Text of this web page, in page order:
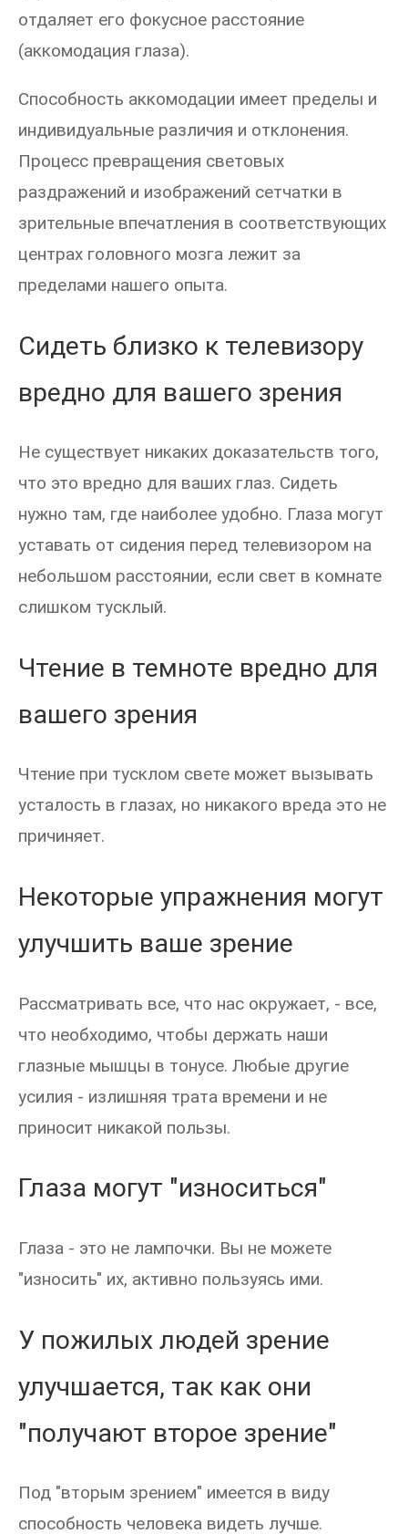
отдаляет его фокусное расстояние
(аккомодация глаза).
Способность аккомодации имеет пределы и
индивидуальные различия и отклонения.
Процесс превращения световых
раздражений и изображений сетчатки в
зрительные впечатления в соответствующих
центрах головного мозга лежит за
пределами нашего опыта.
Сидеть близко к телевизору
вредно для вашего зрения
Не существует никаких доказательств того,
что это вредно для ваших глаз. Сидеть
нужно там, где наиболее удобно. Глаза могут
уставать от сидения перед телевизором на
небольшом расстоянии, если свет в комнате
слишком тусклый.
Чтение в темноте вредно для
вашего зрения
Чтение при тусклом свете может вызывать
усталость в глазах, но никакого вреда это не
причиняет.
Некоторые упражнения могут
улучшить ваше зрение
Рассматривать все, что нас окружает, - все,
что необходимо, чтобы держать наши
глазные мышцы в тонусе. Любые другие
усилия - излишняя трата времени и не
приносит никакой пользы.
Глаза могут "износиться"
Глаза - это не лампочки. Вы не можете
"износить" их, активно пользуясь ими.
У пожилых людей зрение
улучшается, так как они
"получают второе зрение"
Под "вторым зрением" имеется в виду
способность человека видеть лучше.